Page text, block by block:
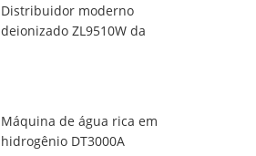
Distribuidor moderno
deionizado ZL9510W da
Máquina de água rica em
hidrogênio DT3000A